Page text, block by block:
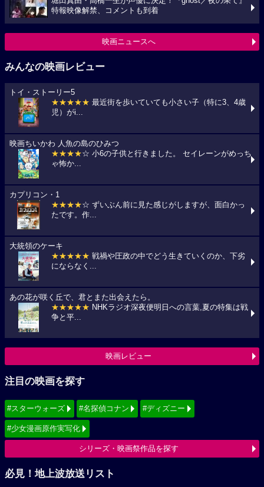
特報映像解禁、コメントも到着
映画ニュースへ
みんなの映画レビュー
トイ・ストーリー5
★★★★★ 最近街を歩いていても小さい子（特に3、4歳
児）がi...
映画ちいかわ 人魚の島のひみつ
★★★★☆ 小6の子供と行きました。 セイレーンがめっち
ゃ怖か...
カプリコン・1
★★★★☆ ずいぶん前に見た感じがしますが、面白かっ
たです。作...
大統領のケーキ
★★★★★ 戦禍や圧政の中でどう生きていくのか、下劣
にならなく...
あの花が咲く丘で、君とまた出会えたら。
★★★★★ NHKラジオ深夜便明日への言葉,夏の特集は戦
争と平...
映画レビュー
注目の映画を探す
#スターウォーズ #名探偵コナン #ディズニー
#少女漫画原作実写化
シリーズ・映画祭作品を探す
必見！地上波放送リスト